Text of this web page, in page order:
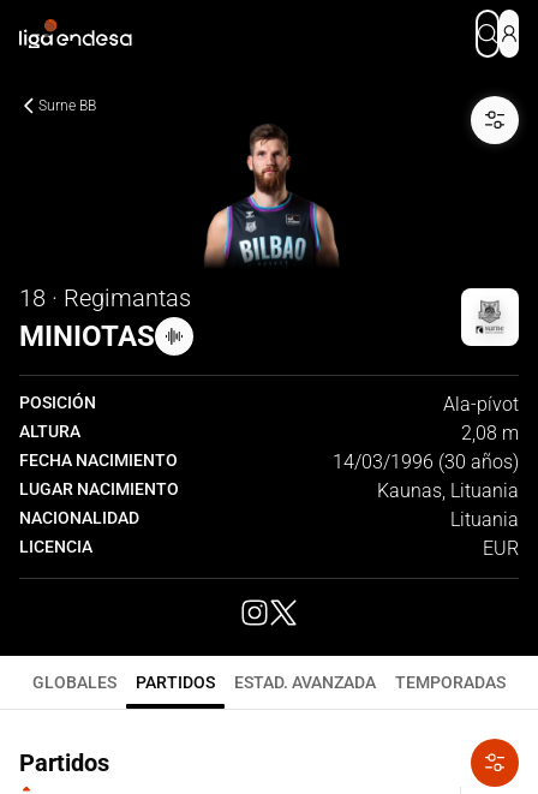
Surne BB
18 · Regimantas
MINIOTAS
POSICIÓN Ala-pívot
ALTURA 2,08 m
FECHA NACIMIENTO 14/03/1996 (30 años)
LUGAR NACIMIENTO Kaunas, Lituania
NACIONALIDAD Lituania
LICENCIA EUR
GLOBALES PARTIDOS ESTAD. AVANZADA TEMPORADAS
Partidos